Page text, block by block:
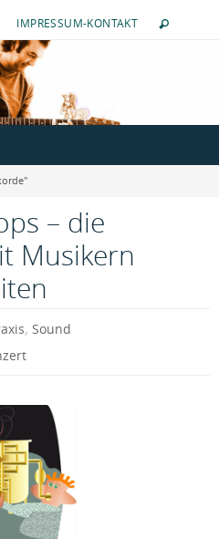
IMPRESSUM-KONTAKT
– die
Musikern
,Sound